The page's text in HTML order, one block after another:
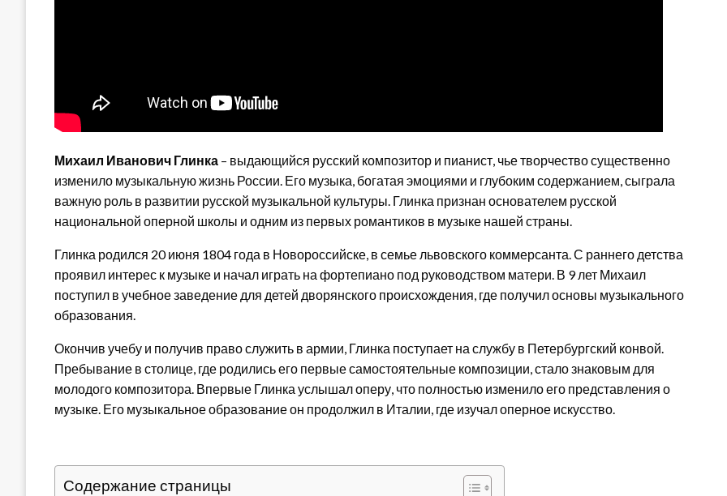
Михаил Иванович Глинка – выдающийся русский композитор и пианист, чье творчество существенно
изменило музыкальную жизнь России. Его музыка, богатая эмоциями и глубоким содержанием, сыграла
важную роль в развитии русской музыкальной культуры. Глинка признан основателем русской
национальной оперной школы и одним из первых романтиков в музыке нашей страны.
Глинка родился 20 июня 1804 года в Новороссийске, в семье львовского коммерсанта. С раннего детства
проявил интерес к музыке и начал играть на фортепиано под руководством матери. В 9 лет Михаил
поступил в учебное заведение для детей дворянского происхождения, где получил основы музыкального
образования.
Окончив учебу и получив право служить в армии, Глинка поступает на службу в Петербургский конвой.
Пребывание в столице, где родились его первые самостоятельные композиции, стало знаковым для
молодого композитора. Впервые Глинка услышал оперу, что полностью изменило его представления о
музыке. Его музыкальное образование он продолжил в Италии, где изучал оперное искусство.
Содержание страницы